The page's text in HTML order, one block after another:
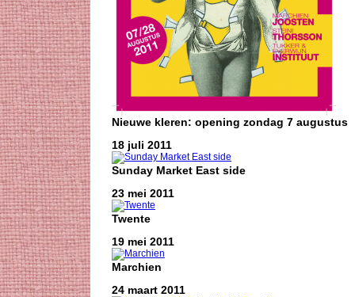
Nieuwe kleren: opening zondag 7 augustus
18 juli 2011
Sunday Market East side
23 mei 2011
Twente
19 mei 2011
Marchien
24 maart 2011